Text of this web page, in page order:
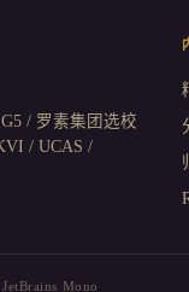
/ 罗素集团选校
/ UCAS /
JetBrains Mono